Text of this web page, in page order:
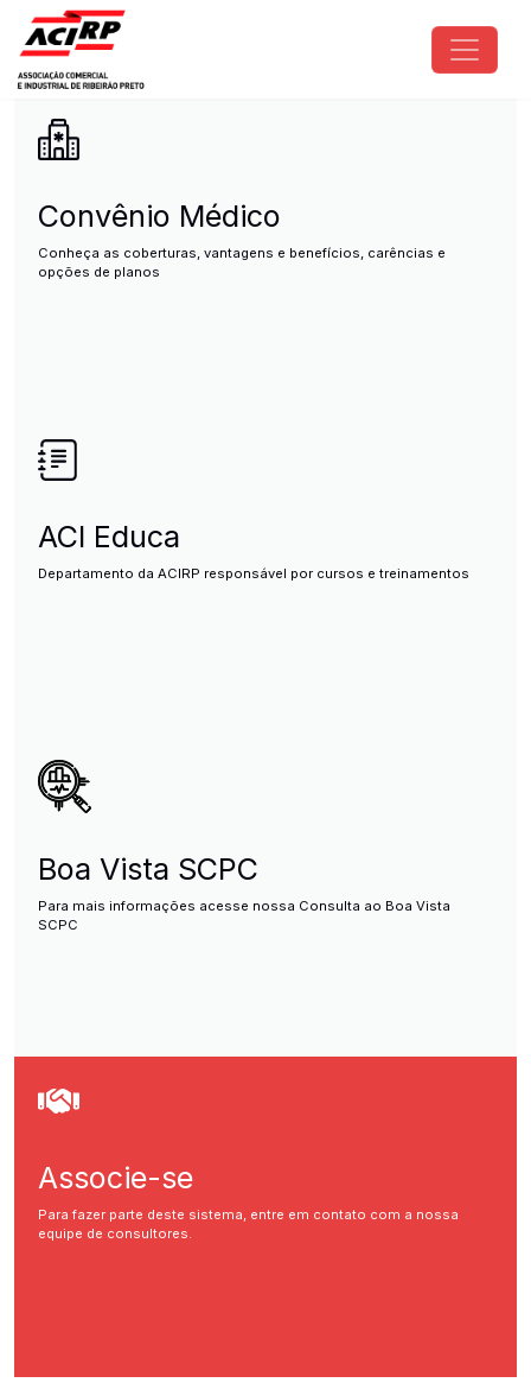
Pular para o conteúdo principal
ACIRP - Associação Comercial
Convênio Médico
Conheça as coberturas, vantagens e benefícios, carências e
opções de planos
ACI Educa
Departamento da ACIRP responsável por cursos e treinamentos
Boa Vista SCPC
Para mais informações acesse nossa Consulta ao Boa Vista
SCPC
Associe-se
Para fazer parte deste sistema, entre em contato com a nossa
equipe de consultores.